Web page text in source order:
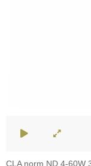
CLA norm ND 4-60W